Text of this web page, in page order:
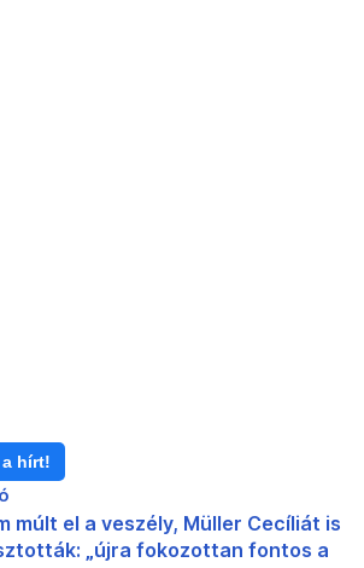
a hírt!
múlt el a veszély, Müller Cecíliát is
„újra fokozottan fontos a